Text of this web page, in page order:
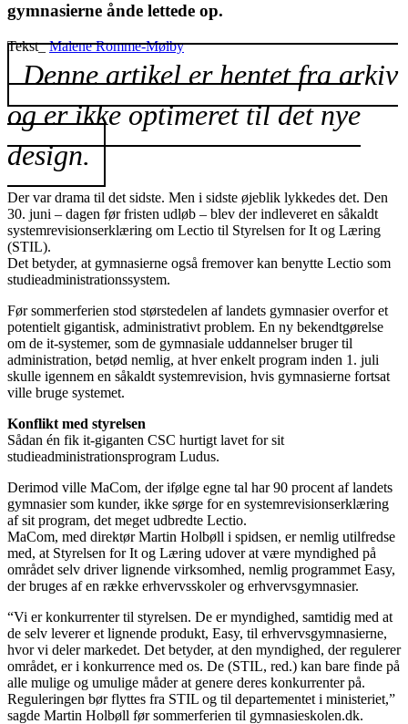
gymnasierne ånde lettede op.
Tekst_Malene Romme-Mølby
Denne artikel er hentet fra arkiv
og er ikke optimeret til det nye
design.
Der var drama til det sidste. Men i sidste øjeblik lykkedes det. Den
30. juni – dagen før fristen udløb – blev der indleveret en såkaldt
systemrevisionserklæring om Lectio til Styrelsen for It og Læring
(STIL).
Det betyder, at gymnasierne også fremover kan benytte Lectio som
studieadministrationssystem.
Før sommerferien stod størstedelen af landets gymnasier overfor et
potentielt gigantisk, administrativt problem. En ny bekendtgørelse
om de it-systemer, som de gymnasiale uddannelser bruger til
administration, betød nemlig, at hver enkelt program inden 1. juli
skulle igennem en såkaldt systemrevision, hvis gymnasierne fortsat
ville bruge systemet.
Konflikt med styrelsen
Sådan én fik it-giganten CSC hurtigt lavet for sit
studieadministrationsprogram Ludus.
Derimod ville MaCom, der ifølge egne tal har 90 procent af landets
gymnasier som kunder, ikke sørge for en systemrevisionserklæring
af sit program, det meget udbredte Lectio.
MaCom, med direktør Martin Holbøll i spidsen, er nemlig utilfredse
med, at Styrelsen for It og Læring udover at være myndighed på
området selv driver lignende virksomhed, nemlig programmet Easy,
der bruges af en række erhvervsskoler og erhvervsgymnasier.
“Vi er konkurrenter til styrelsen. De er myndighed, samtidig med at
de selv leverer et lignende produkt, Easy, til erhvervsgymnasierne,
hvor vi deler markedet. Det betyder, at den myndighed, der regulerer
området, er i konkurrence med os. De (STIL, red.) kan bare finde på
alle mulige og umulige måder at genere deres konkurrenter på.
Reguleringen bør flyttes fra STIL og til departementet i ministeriet,”
sagde Martin Holbøll før sommerferien til gymnasieskolen.dk.